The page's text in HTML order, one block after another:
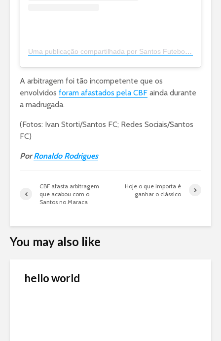
Uma publicação compartilhada por Santos Futebol Clube (@santosfc)
A arbitragem foi tão incompetente que os
envolvidos foram afastados pela CBF ainda durante
a madrugada.
(Fotos: Ivan Storti/Santos FC; Redes Sociais/Santos
FC)
PorRonaldo Rodrigues
CBF afasta arbitragem
que acabou com o
Santos no Maraca
Hoje o que importa é
ganhar o clássico
You may also like
hello world